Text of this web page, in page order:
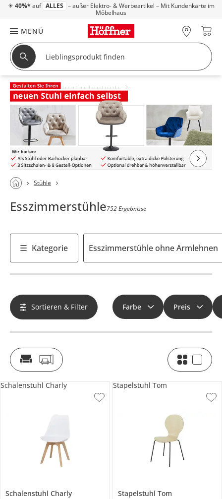
☀ 40%* auf ALLES – außer Elektro- & Werbeartikel – Mit Kundenkarte im
Möbelhaus
MENÜ
Stühle
Esszimmerstühle752 Ergebnisse
Kategorie Esszimmerstühle ohne Armlehnen
Sortieren & Filter Farbe Preis
Schalenstuhl Charly
Schalenstuhl Charly
Stapelstuhl Tom
Stapelstuhl Tom